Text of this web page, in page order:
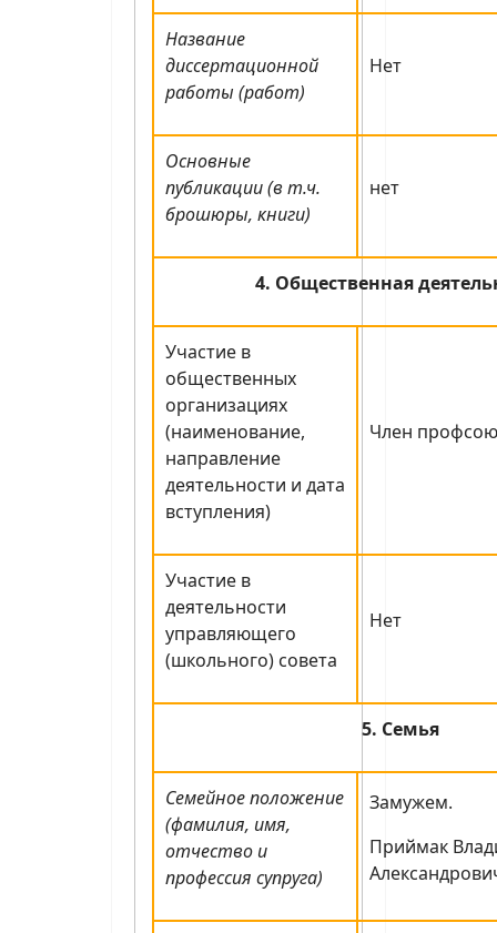
Название
диссертационной
работы (работ)
Нет
Основные
публикации (в т.ч.
брошюры, книги)
нет
4. Общественная
Участие в
общественных
организациях
(наименование,
направление
деятельности и дата
вступления)
Член
Участие в
деятельности
управляющего
(школьного) совета
Нет
5. Семья
Семейное положение
(фамилия, имя,
отчество и
профессия супруга)
Замужем.
Приймак